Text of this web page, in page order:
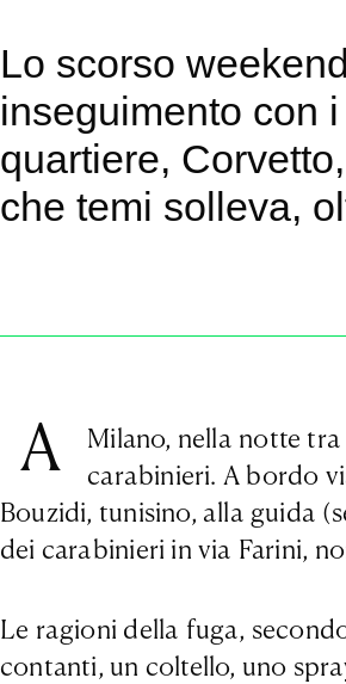
Lo scorso
inseguimento con
quartiere,
che temi solleva,
A
Milano, nella notte
carabinieri. A bordo
Bouzidi, tunisino, alla guida
dei carabinieri in via Farini,
Le ragioni della fuga,
contanti, un coltello, uno